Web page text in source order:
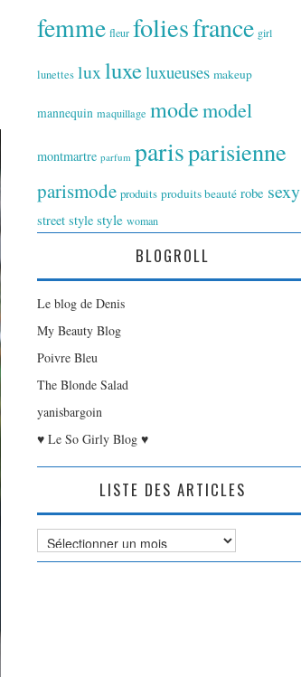
femme fleur foliesfrance girl
lunettes luxluxeluxueuses makeup
mannequin maquillage modemodel
montmartre parfum parisparisienne
parismode produits produits beauté robe sexy
street style style woman
BLOGROLL
Le blog de Denis
My Beauty Blog
Poivre Bleu
The Blonde Salad
yanisbargoin
♥ Le So Girly Blog ♥
LISTE DES ARTICLES
Liste
des